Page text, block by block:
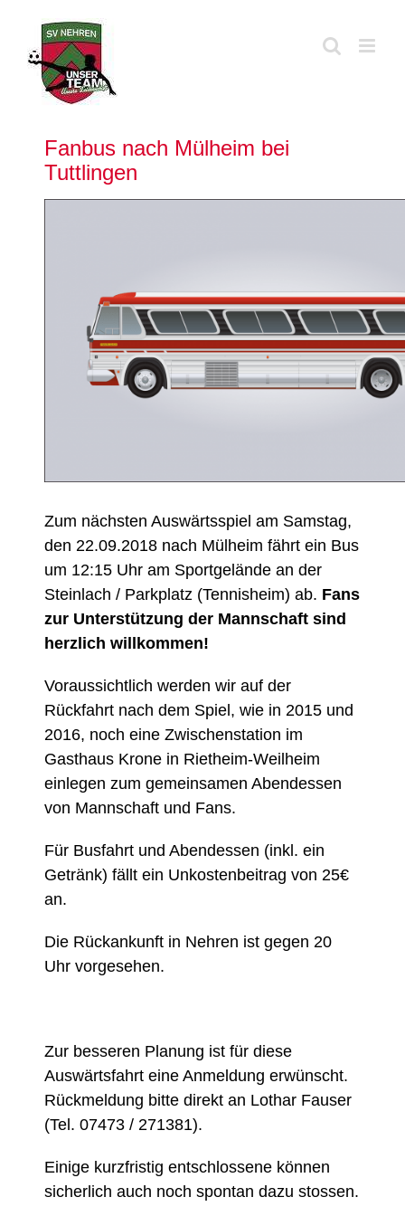
springen
Fanbus nach Mülheim bei
Tuttlingen
Zum nächsten Auswärtsspiel am Samstag,
den 22.09.2018 nach Mülheim fährt ein Bus
um 12:15 Uhr am Sportgelände an der
Steinlach / Parkplatz (Tennisheim) ab. Fans
zur Unterstützung der Mannschaft sind
herzlich willkommen!
Voraussichtlich werden wir auf der
Rückfahrt nach dem Spiel, wie in 2015 und
2016, noch eine Zwischenstation im
Gasthaus Krone in Rietheim-Weilheim
einlegen zum gemeinsamen Abendessen
von Mannschaft und Fans.
Für Busfahrt und Abendessen (inkl. ein
Getränk) fällt ein Unkostenbeitrag von 25€
an.
Die Rückankunft in Nehren ist gegen 20
Uhr vorgesehen.
Zur besseren Planung ist für diese
Auswärtsfahrt eine Anmeldung erwünscht.
Rückmeldung bitte direkt an Lothar Fauser
(Tel. 07473 / 271381).
Einige kurzfristig entschlossene können
sicherlich auch noch spontan dazu stossen.